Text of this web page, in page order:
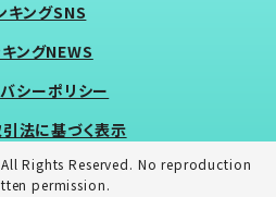
キングSNS
ングNEWS
シーポリシー
法に基づく表示
Rights Reserved. No reproduction
permission.